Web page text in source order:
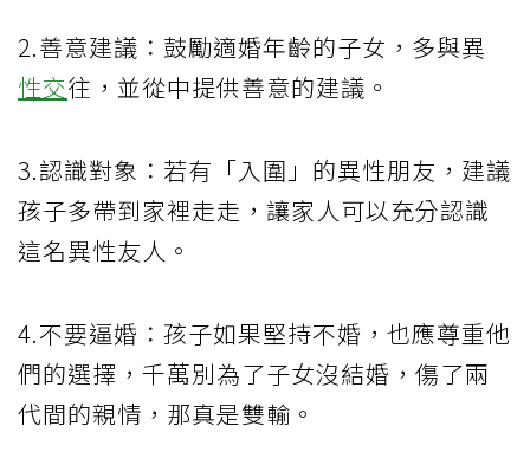
2.善意建議：鼓勵適婚年齡的子女，多與異
性交往，並從中提供善意的建議。
3.認識對象：若有「入圍」的異性朋友，建議
孩子多帶到家裡走走，讓家人可以充分認識
這名異性友人。
4.不要逼婚：孩子如果堅持不婚，也應尊重他
們的選擇，千萬別為了子女沒結婚，傷了兩
代間的親情，那真是雙輸。